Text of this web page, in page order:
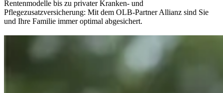
Rentenmodelle bis zu privater Kranken- und
Pflegezusatzversicherung: Mit dem OLB-Partner Allianz sind Sie
und Ihre Familie immer optimal abgesichert.